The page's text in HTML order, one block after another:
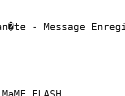
- Message